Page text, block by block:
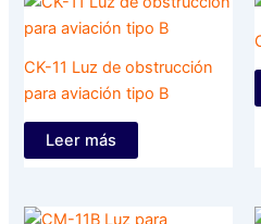
CK-11 Luz de obstrucción
para aviación tipo B
Leer más